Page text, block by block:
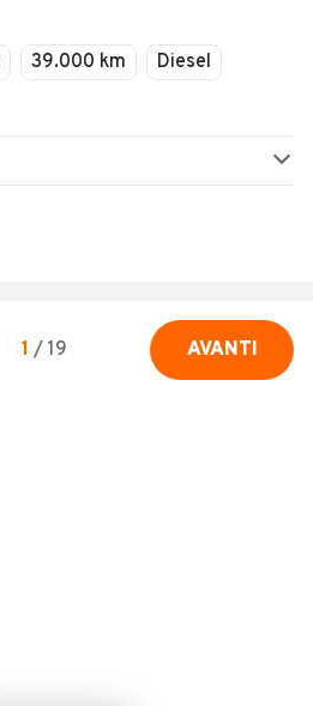
39.000 km
Diesel
1 / 19 AVANTI